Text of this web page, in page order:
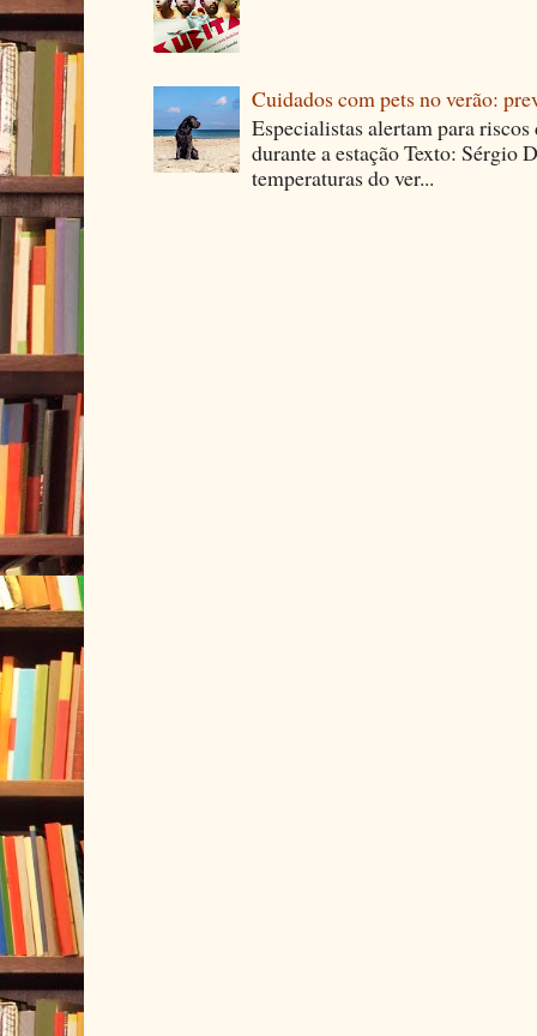
Cuidados com pets no verão:
Especialistas alertam para
durante a estação Texto: Sérgio
temperaturas do ver...